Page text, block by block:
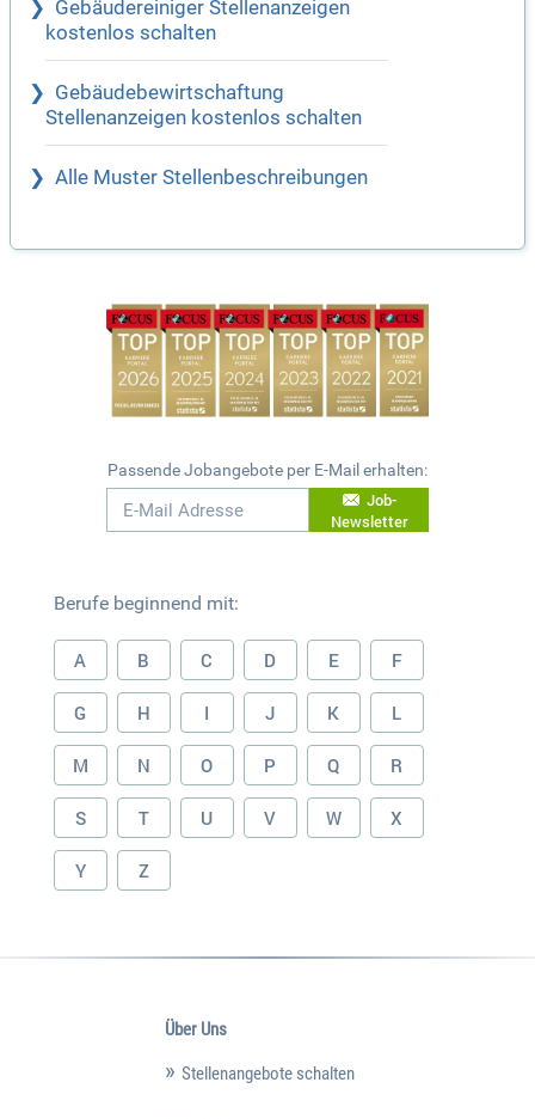
Gebäudereiniger Stellenanzeigen
kostenlos schalten
Gebäudebewirtschaftung
Stellenanzeigen kostenlos schalten
Alle Muster Stellenbeschreibungen
Passende Jobangebote per E-Mail erhalten:
Job-
Newsletter
Berufe beginnend mit:
A B C D E F
G H I J K L
M N O P Q R
S T U V W X
Y Z
Über Uns
Stellenangebote schalten